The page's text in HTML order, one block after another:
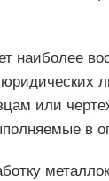
наиболее
или
в